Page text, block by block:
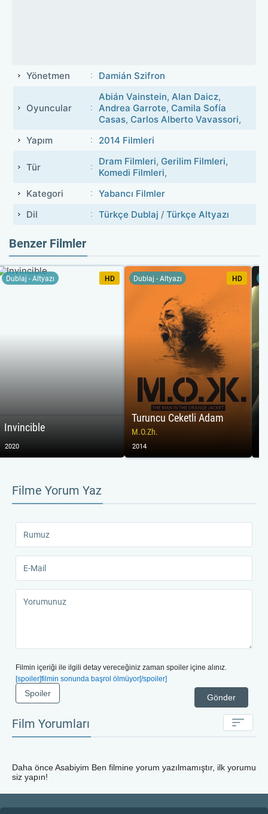
Yönetmen Damián Szifron
Oyuncular
Abián Vainstein, Alan Daicz,
Andrea Garrote, Camila Sofía
Casas, Carlos Alberto Vavassori,
Yapım
2014 Filmleri
Tür Dram Filmleri, Gerilim Filmleri,
Komedi Filmleri,
Kategori
Yabancı Filmler
Dil
Türkçe Dublaj / Türkçe Altyazı
Benzer Filmler
Invincible
Dublaj - Altyazı HD
2020
Turuncu Ceketli Adam
M.O.Zh.
Dublaj - Altyazı HD
2014
Filme Yorum Yaz
Filmin içeriği ile ilgili detay vereceğiniz zaman spoiler içine alınız.
[spoiler]filmin sonunda başrol ölmüyor[/spoiler]
Gönder
Spoiler
Film Yorumları
Daha önceAsabiyim Ben filmine yorum yazılmamıştır, ilk yorumu
siz yapın!